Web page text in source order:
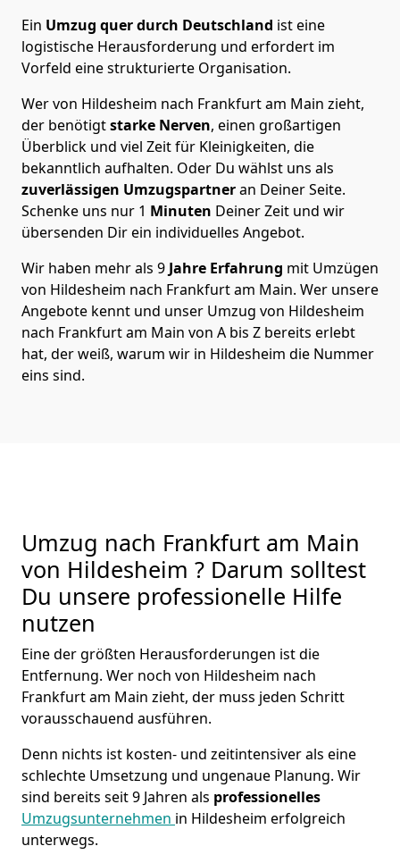
Ein Umzug quer durch Deutschland ist eine
logistische Herausforderung und erfordert im
Vorfeld eine strukturierte Organisation.
Wer von Hildesheim nach Frankfurt am Main zieht,
der benötigtstarke Nerven, einen großartigen
Überblick und viel Zeit für Kleinigkeiten, die
bekanntlich aufhalten. Oder Du wählst uns als
zuverlässigen Umzugspartneran Deiner Seite.
Schenke uns nur 1 Minuten Deiner Zeit und wir
übersenden Dir ein individuelles Angebot.
Wir haben mehr als 9 Jahre Erfahrung mit Umzügen
von Hildesheim nach Frankfurt am Main. Wer unsere
Angebote kennt und unser Umzug von Hildesheim
nach Frankfurt am Main von A bis Z bereits erlebt
hat, der weiß, warum wir in Hildesheim die Nummer
eins sind.
Umzug nach Frankfurt am Main
von Hildesheim ? Darum solltest
Du unsere professionelle Hilfe
nutzen
Eine der größten Herausforderungen ist die
Entfernung. Wer noch von Hildesheim nach
Frankfurt am Main zieht, der muss jeden Schritt
vorausschauend ausführen.
Denn nichts ist kosten- und zeitintensiver als eine
schlechte Umsetzung und ungenaue Planung. Wir
sind bereits seit 9 Jahren als professionelles
Umzugsunternehmen in Hildesheim erfolgreich
unterwegs.